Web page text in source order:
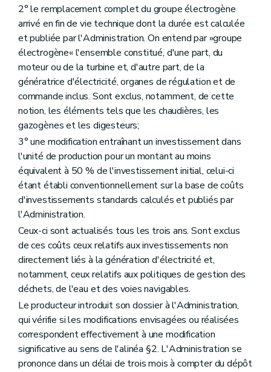
2° le remplacement complet du groupe électrogène
arrivé en fin de vie technique dont la durée est calculée
et publiée par l'Administration. On entend par »groupe
électrogène« l'ensemble constitué, d'une part, du
moteur ou de la turbine et, d'autre part, de la
génératrice d'électricité, organes de régulation et de
commande inclus. Sont exclus, notamment, de cette
notion, les éléments tels que les chaudières, les
gazogènes et les digesteurs;
3° une modification entraînant un investissement dans
l'unité de production pour un montant au moins
équivalent à 50 % de l'investissement initial, celui-ci
étant établi conventionnellement sur la base de coûts
d'investissements standards calculés et publiés par
l'Administration.
Ceux-ci sont actualisés tous les trois ans. Sont exclus
de ces coûts ceux relatifs aux investissements non
directement liés à la génération d'électricité et,
notamment, ceux relatifs aux politiques de gestion des
déchets, de l'eau et des voies navigables.
Le producteur introduit son dossier à l'Administration,
qui vérifie si les modifications envisagées ou réalisées
correspondent effectivement à une modification
significative au sens de l'alinéa §2. L'Administration se
prononce dans un délai de trois mois à compter du dépôt